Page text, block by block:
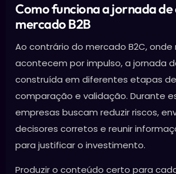
Como funciona a jornada
mercado B2B
Ao contrário do mercado B2C,
acontecem por impulso, a jornada
construída em diferentes etapas
comparação e validação. Durante
empresas buscam reduzir riscos,
decisores corretos e reunir
para justificar o investimento.
Produzir o conteúdo certo para